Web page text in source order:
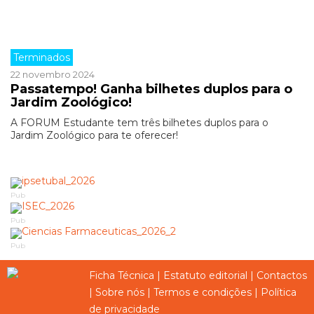
Terminados
22 novembro 2024
Passatempo! Ganha bilhetes duplos para o
Jardim Zoológico!
A FORUM Estudante tem três bilhetes duplos para o
Jardim Zoológico para te oferecer!
Pub
Pub
Pub
Ficha Técnica | Estatuto editorial | Contactos
| Sobre nós | Termos e condições | Política
de privacidade